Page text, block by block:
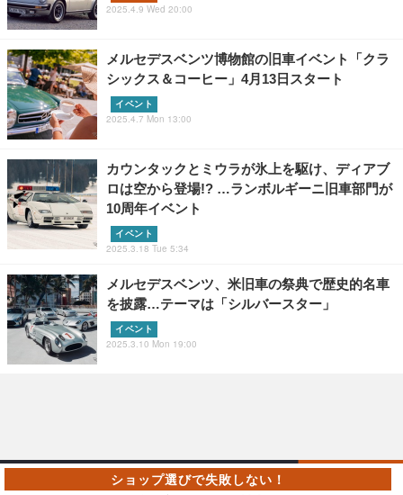
2025.4.9 Wed 20:00
メルセデスベンツ博物館の旧車イベント「クラ
シックス＆コーヒー」4月13日スタート
イベント
2025.4.7 Mon 13:00
カウンタックとミウラが氷上を駆け、ディアブ
ロは空から登場!? …ランボルギーニ旧車部門が
10周年イベント
イベント
2025.3.18 Tue 5:34
メルセデスベンツ、米旧車の祭典で歴史的名車
を披露…テーマは「シルバースター」
イベント
2025.3.10 Mon 19:00